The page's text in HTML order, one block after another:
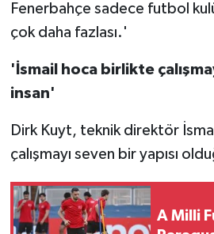
Fenerbahçe sadece futbol
çok daha fazlası.'
'İsmail hoca birlikte
insan'
Dirk Kuyt, teknik direktör
çalışmayı seven bir yapısı
A Milli